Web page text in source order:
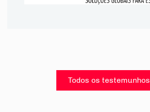
Todos os testemunhos